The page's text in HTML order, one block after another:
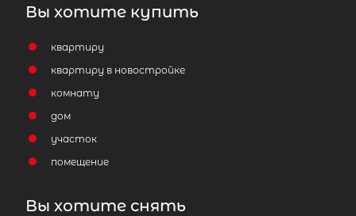
Вы хотите купить
квартиру
квартиру в новостройке
комнату
дом
участок
помещение
Вы хотите снять